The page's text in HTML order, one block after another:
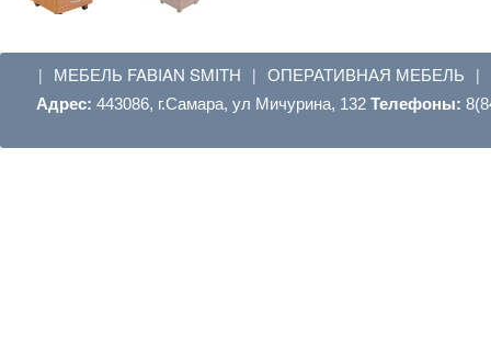
| МЕБЕЛЬ FABIAN SMITH | ОПЕРАТИВНАЯ МЕБЕЛЬ |
Адрес: 443086, г.Самара, ул Мичурина, 132 Телефоны: